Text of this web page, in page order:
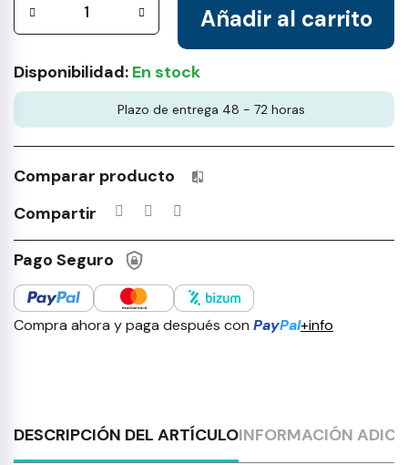
Añadir al carrito
Disponibilidad: En stock
Plazo de entrega 48 - 72 horas
Comparar producto Productos incluidos en tu lista
Compartir
Pago Seguro
Compra ahora y paga después con PayPal+info
DESCRIPCIÓN DEL ARTÍCULOINFORMACIÓN